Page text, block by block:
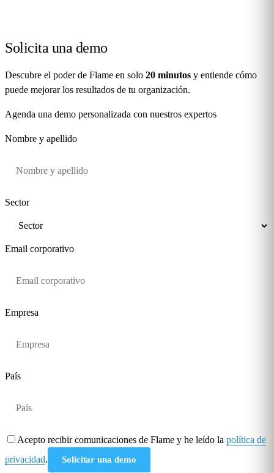
Solicita una demo
Descubre el poder de Flame en solo 20 minutos y entiende cómo
puede mejorar los resultados de tu organización.
Agenda una demo personalizada con nuestros expertos
Nombre y apellido
Sector
Email corporativo
Empresa
País
Acepto recibir comunicaciones de Flame y he leído la política de
privacidad. Solicitar una demo